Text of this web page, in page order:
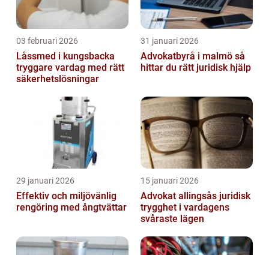
03 februari 2026
Låssmed i kungsbacka
tryggare vardag med rätt
säkerhetslösningar
31 januari 2026
Advokatbyrå i malmö så
hittar du rätt juridisk hjälp
29 januari 2026
Effektiv och miljövänlig
rengöring med ångtvättar
15 januari 2026
Advokat allingsås juridisk
trygghet i vardagens
svåraste lägen